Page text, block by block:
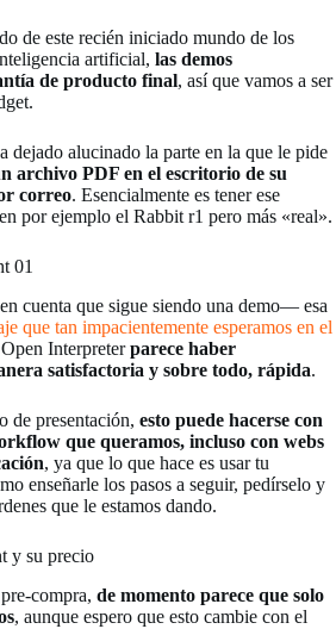
de este recién iniciado mundo de los
artificial, las demos
de producto final, así que vamos a ser
dejado alucinado la parte en la que le pide
archivo PDF en el escritorio de su
correo. Esencialmente es tener ese
por ejemplo el Rabbit r1 pero más «real».
01
cuenta que sigue siendo una demo— esa
que tan impacientemente esperamos en el
Interpreterparece haber
satisfactoria y sobre todo, rápida.
de presentación, esto puede hacerse con
que queramos, incluso con webs
, ya que lo que hace es usar tu
enseñarle los pasos a seguir, pedírselo y
que le estamos dando.
y su precio
compra, de momento parece que solo
, aunque espero que esto cambie con el